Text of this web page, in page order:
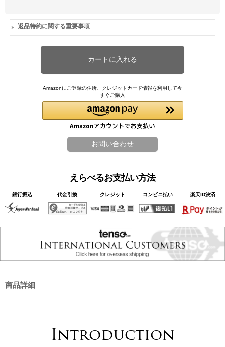
返品特約に関する重要事項
Amazonにご登録の住所、クレジットカード情報を利用して今
すぐご購入
えらべるお支払い方法
銀行振込 代金引換 クレジット コンビニ払い 楽天ID決済
商品詳細
Introduction